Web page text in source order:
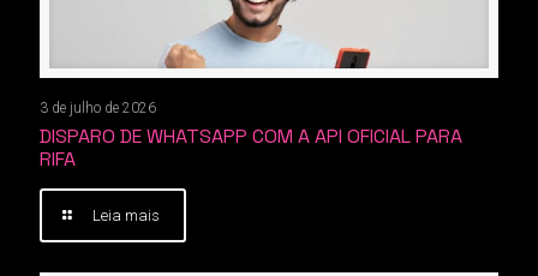
3 de julho de 2026
DISPARO DE WHATSAPP COM A API OFICIAL PARA
RIFA
Leia mais